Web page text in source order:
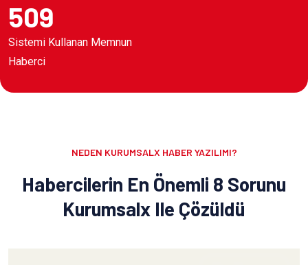
509
Sistemi Kullanan Memnun
Haberci
NEDEN KURUMSALX HABER YAZILIMI?
Habercilerin En Önemli 8 Sorunu
Kurumsalx Ile Çözüldü